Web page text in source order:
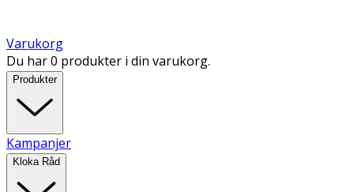
Varukorg
Du har 0 produkter i din varukorg.
Produkter
Kampanjer
Kloka Råd